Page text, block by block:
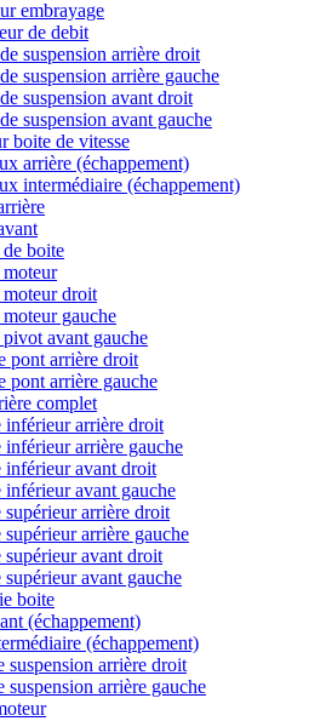
embrayage
de debit
suspension arrière droit
suspension arrière gauche
suspension avant droit
suspension avant gauche
boite de vitesse
arrière (échappement)
intermédiaire (échappement)
boite
moteur droit
gauche
avant gauche
pont arrière droit
pont arrière gauche
complet
inférieur arrière droit
inférieur arrière gauche
inférieur avant droit
inférieur avant gauche
supérieur arrière droit
arrière gauche
supérieur avant droit
avant gauche
boite
(échappement)
(échappement)
suspension arrière droit
suspension arrière gauche